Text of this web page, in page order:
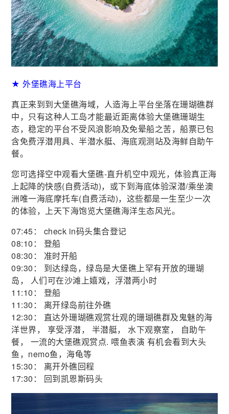
★ 外堡礁海上平台
真正来到到大堡礁海域，人造海上平台坐落在珊瑚礁群
中，只有这种人工岛才能最近距离体验大堡礁珊瑚生
态，稳定的平台不受风浪影响及免晕船之苦，船票已包
含免费浮潜用具、半潜水艇、海底观测站及海鲜自助午
餐。
您可选择空中观看大堡礁-直升机空中观光，体验真正海
上起降的快感(自费活动)，或下到海底体验深潜/乘坐澳
洲唯一海底摩托车(自费活动)，这些都是一生至少一次
的体验，上天下海饱览大堡礁海洋生态风光。
07:45： check in码头集合登记
08:10： 登船
08:30： 准时开船
09:30： 到达绿岛，绿岛是大堡礁上罕有开放的珊瑚
岛， 人们可在沙滩上嬉戏，浮潜两小时
11:10： 登船
11:30： 离开绿岛前往外礁
12:30： 直达外珊瑚礁观赏壮观的珊瑚礁群及鬼魅的海
洋世界， 享受浮潜， 半潜艇， 水下观察室， 自助午
餐， 一流的大堡礁观赏点. 喂鱼表演 有机会看到大头
鱼，nemo鱼，海龟等
15:30： 离开外礁回程
17:30： 回到凯恩斯码头